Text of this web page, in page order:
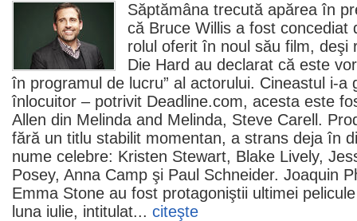
Săptămâna trecută apărea în
că Bruce Willis a fost concediat
rolul oferit în noul său film, deşi
Die Hard au declarat că este
în programul de lucru” al actorului. Cineastul i-a
înlocuitor – potrivit Deadline.com, acesta este
Allen din Melinda and Melinda, Steve Carell .
fără un titlu stabilit momentan, a strans deja în
nume celebre: Kristen Stewart, Blake Lively,
Posey, Anna Camp şi Paul Schneider. Joaquin
Emma Stone au fost protagoniştii ultimei
luna iulie, intitulat... citeşte